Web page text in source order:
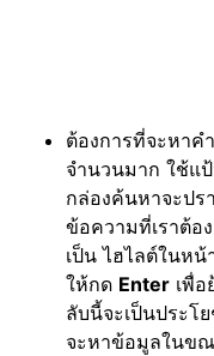
ต้องการที่จะหาค
จำนวนมาก ใช้แ
กล่องค้นหาจะปร
ข้อความที่เราต้อ
เป็น ไฮไลต์ในห
ให้กด Enter เพื่
ลับนี้จะเป็นประโ
จะหาข้อมูลในข